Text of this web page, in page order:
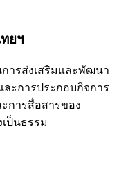
ยฯ
ารส่งเสริมและพัฒนา
ะการประกอบกิจการ
การสื่อสารของ
ป็นธรรม